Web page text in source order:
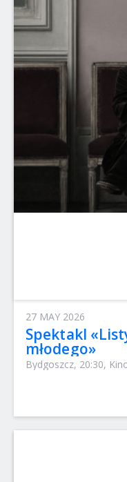
27 MAY 2026
Spektakl
młodego»
Bydgoszcz, 20:30,